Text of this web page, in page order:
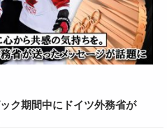
ク期間中にドイツ外務省が